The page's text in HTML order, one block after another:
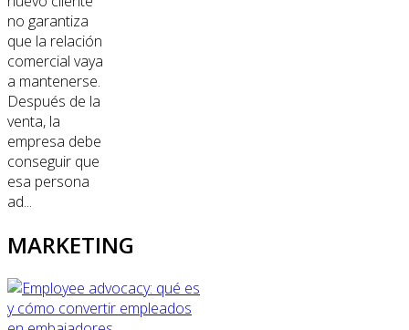
no garantiza
que la relación
comercial vaya
a mantenerse.
Después de la
venta, la
empresa debe
conseguir que
esa persona
ad...
MARKETING